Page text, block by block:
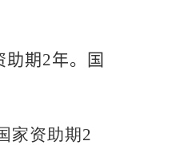
助期 2年。国
家资助期2